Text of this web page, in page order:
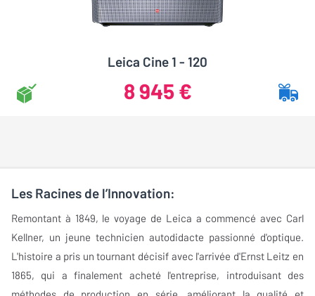
Leica Cine 1 - 120
8 945 €
Les Racines de l’Innovation:
Remontant à 1849, le voyage de Leica a commencé avec Carl
Kellner, un jeune technicien autodidacte passionné d'optique.
L'histoire a pris un tournant décisif avec l'arrivée d'Ernst Leitz en
1865, qui a finalement acheté l'entreprise, introduisant des